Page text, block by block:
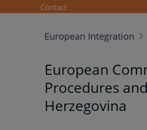
Contact
European Integration
European
Procedures
Herzegovina